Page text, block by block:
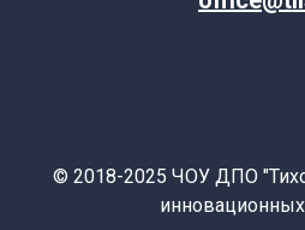
© 2018-2025 ЧОУ ДПО